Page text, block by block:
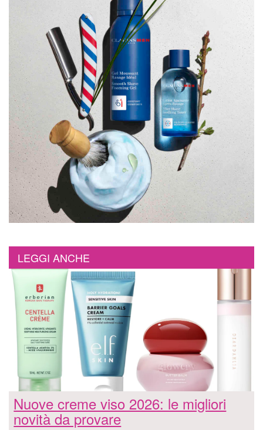
LEGGI ANCHE
Nuove creme viso 2026: le migliori
novità da provare